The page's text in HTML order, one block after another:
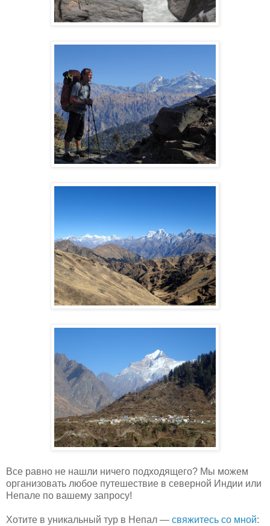
Все равно не нашли ничего подходящего? Мы можем
организовать любое путешествие в северной Индии или
Непале по вашему запросу!
Хотите в уникальный тур в Непал — свяжитесь со мной: